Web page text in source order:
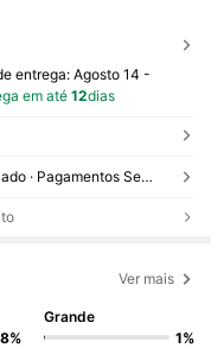
entrega: Agosto 14 -
em até 12dias
Reenviar se o item estiver perdido/danificado · Pagamentos Seguros · Proteção de privacidade
Ver mais
Grande
1%